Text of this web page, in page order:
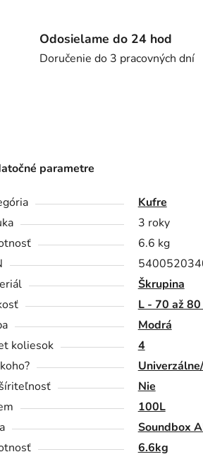
Odosielame do 24 hod
Doručenie do 3 pracovných dní
parametre
Kufre
3 roky
6.6 kg
Škrupina
L - 70 až 80
Modrá
koliesok
4
Nie
100L
Soundbox
6.6kg